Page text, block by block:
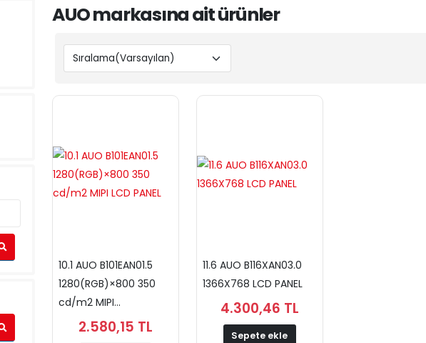
AUO markasına ait ürünler
10.1 AUO B101EAN01.5
1280(RGB)×800 350
cd/m2 MIPI...
2.580,15 TL
11.6 AUO B116XAN03.0
1366X768 LCD PANEL
4.300,46 TL
Sepete ekle